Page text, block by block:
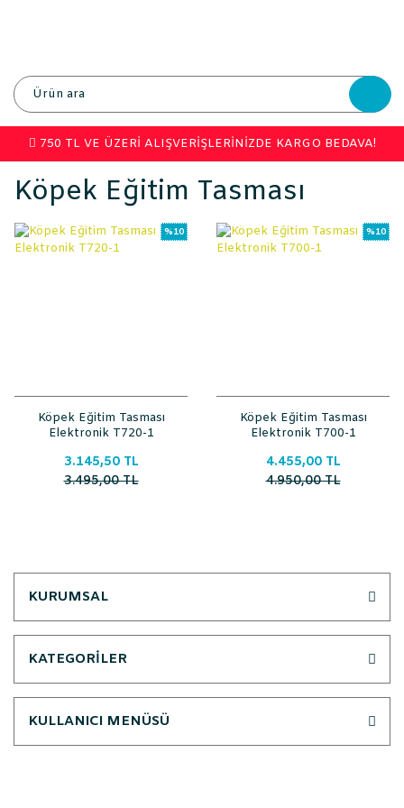
750 TL VE ÜZERİ ALIŞVERİŞLERİNİZDE KARGO BEDAVA!
Köpek Eğitim Tasması
%10
Köpek Eğitim Tasması
Elektronik T720-1
3.145,50 TL
3.495,00 TL
%10
Köpek Eğitim Tasması
Elektronik T700-1
4.455,00 TL
4.950,00 TL
KURUMSAL
KATEGORİLER
KULLANICI MENÜSÜ